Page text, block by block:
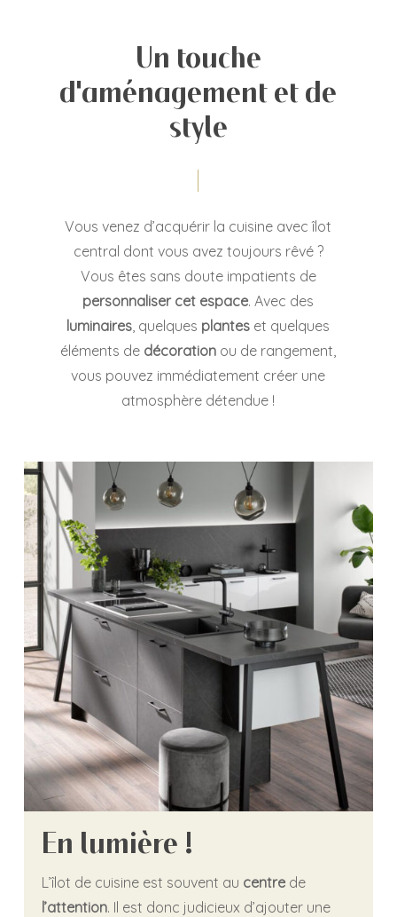
Un touche
d'aménagement et de
style
Vous venez d’acquérir la cuisine avec îlot
central dont vous avez toujours rêvé ?
Vous êtes sans doute impatients de
personnaliser cet espace. Avec des
luminaires , quelques plantes et quelques
éléments de décoration ou de rangement,
vous pouvez immédiatement créer une
atmosphère détendue !
En lumière !
L’îlot de cuisine est souvent au centrede
l’attention. Il est donc judicieux d’ajouter une